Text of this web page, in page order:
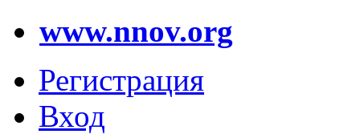
www.nnov.org
Регистрация
Вход